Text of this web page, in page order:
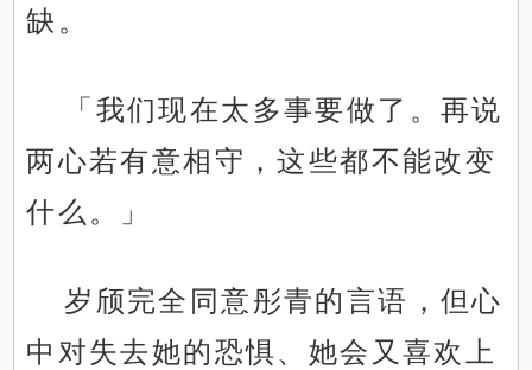
缺。
「我们现在太多事要做了。再说
两心若有意相守，这些都不能改变
什么。」
岁颀完全同意彤青的言语，但心
中对失去她的恐惧、她会又喜欢上